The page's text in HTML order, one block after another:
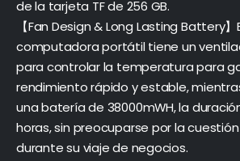
de la tarjeta TF de 256 GB.
【Fan Design & Long Lasting Battery
computadora portátil tiene un
para controlar la temperatura para
rendimiento rápido y estable,
una batería de 38000mWH, la
horas, sin preocuparse por la
durante su viaje de negocios.